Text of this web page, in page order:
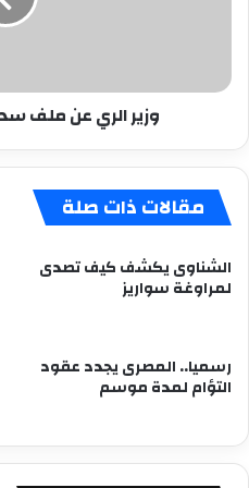
وزير الري عن ملف
مقالات ذات صلة
الشناوى يكشف كيف تصدى
لمراوغة سواريز
رسميا.. المصرى يجدد عقود
التؤام لمدة موسم